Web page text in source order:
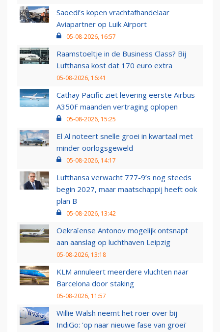
Saoedi’s kopen vrachtafhandelaar
Aviapartner op Luik Airport
05-08-2026, 16:57
Raamstoeltje in de Business Class? Bij
Lufthansa kost dat 170 euro extra
05-08-2026, 16:41
Cathay Pacific ziet levering eerste Airbus
A350F maanden vertraging oplopen
05-08-2026, 15:25
El Al noteert snelle groei in kwartaal met
minder oorlogsgeweld
05-08-2026, 14:17
Lufthansa verwacht 777-9’s nog steeds
begin 2027, maar maatschappij heeft ook
plan B
05-08-2026, 13:42
Oekraïense Antonov mogelijk ontsnapt
aan aanslag op luchthaven Leipzig
05-08-2026, 13:18
KLM annuleert meerdere vluchten naar
Barcelona door staking
05-08-2026, 11:57
Willie Walsh neemt het roer over bij
IndiGo: 'op naar nieuwe fase van groei'